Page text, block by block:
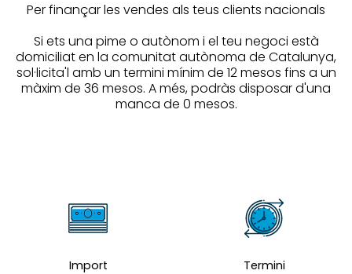
Per finançar les vendes als teus clients nacionals
Si ets una pime o autònom i el teu negoci està
domiciliat en la comunitat autònoma de Catalunya,
sol·licita'l amb un termini mínim de 12 mesos fins a un
màxim de 36 mesos. A més, podràs disposar d'una
manca de 0 mesos.
Import Termini